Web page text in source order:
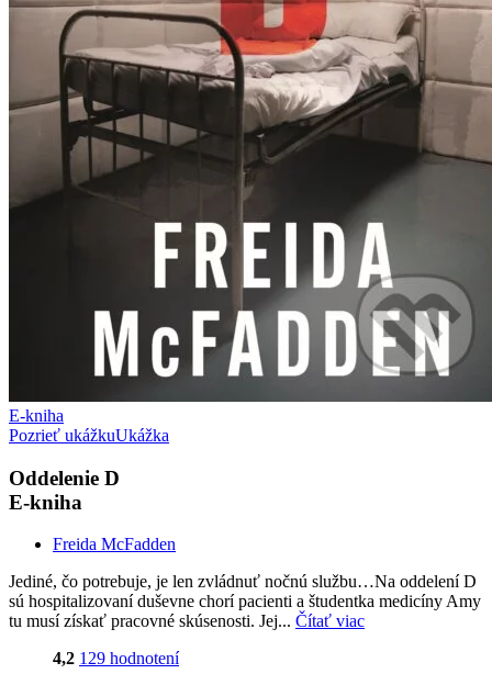
E-kniha
Pozrieť ukážkuUkážka
Oddelenie D
E-kniha
Freida McFadden
Jediné, čo potrebuje, je len zvládnuť nočnú službu…Na oddelení D
sú hospitalizovaní duševne chorí pacienti a študentka medicíny Amy
tu musí získať pracovné skúsenosti. Jej... Čítať viac
4,2 129 hodnotení